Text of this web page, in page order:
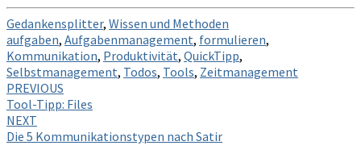
Gedankensplitter, Wissen und Methoden
aufgaben, Aufgabenmanagement, formulieren,
Kommunikation, Produktivität, QuickTipp,
Selbstmanagement, Todos, Tools, Zeitmanagement
Post
navigation
PREVIOUS
Tool-Tipp: Files
NEXT
Die 5 Kommunikationstypen nach Satir